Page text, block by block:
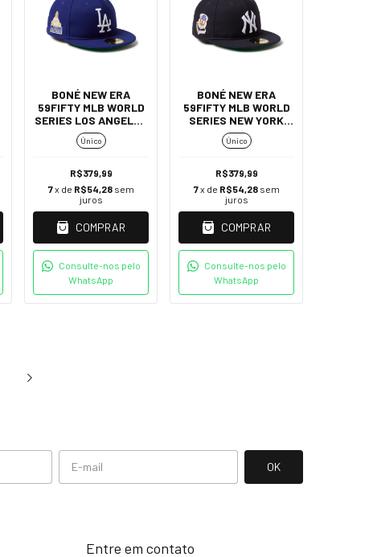
BONÉ NEW ERA
59FIFTY MLB WORLD
SERIES LOS ANGELES
DODGERS - AZUL
Único
R$379,99
7x de R$54,28 sem
juros
COMPRAR
Consulte-nos pelo
WhatsApp
BONÉ NEW ERA
59FIFTY MLB WORLD
SERIES NEW YORK
YANKEES - AZUL
Único
R$379,99
7x de R$54,28 sem
juros
COMPRAR
Consulte-nos pelo
WhatsApp
Entre em contato